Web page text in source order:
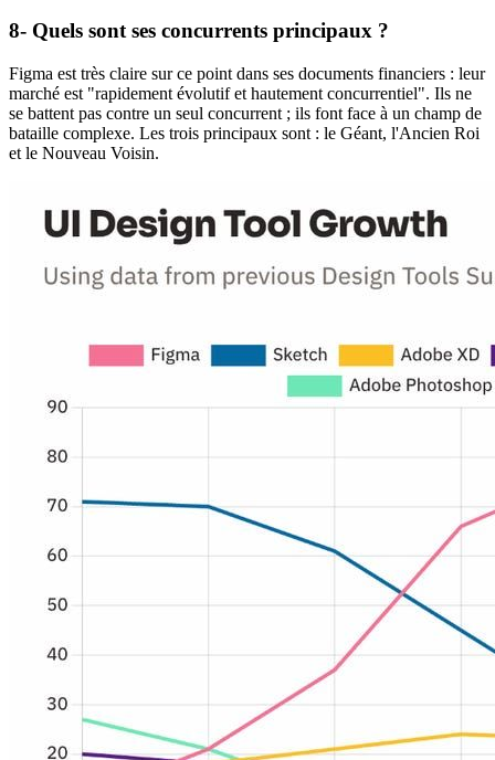
8- Quels sont ses concurrents principaux ?
Figma est très claire sur ce point dans ses documents financiers : leur
marché est "rapidement évolutif et hautement concurrentiel". Ils ne
se battent pas contre un seul concurrent ; ils font face à un champ de
bataille complexe. Les trois principaux sont : le Géant, l'Ancien Roi
et le Nouveau Voisin.